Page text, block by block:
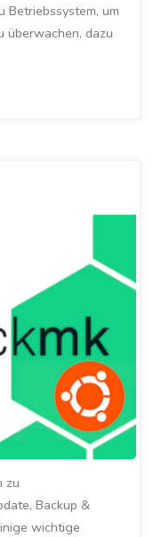
Betriebssystem, um
überwachen, dazu
zu
Backup &
wichtige